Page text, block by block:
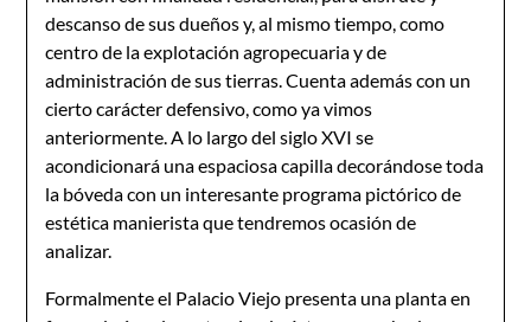
descanso de sus dueños y, al mismo tiempo, como
centro de la explotación agropecuaria y de
administración de sus tierras. Cuenta además con un
cierto carácter defensivo, como ya vimos
anteriormente. A lo largo del siglo XVI se
acondicionará una espaciosa capilla decorándose toda
la bóveda con un interesante programa pictórico de
estética manierista que tendremos ocasión de
analizar.
Formalmente el Palacio Viejo presenta una planta en